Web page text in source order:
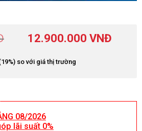
12.900.000 VNĐ
so với giá thị trường
08/2026
lãi suất 0%